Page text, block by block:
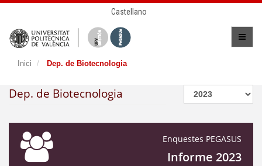
Castellano
Inici Dep. de Biotecnologia
Dep. de Biotecnologia
Enquestes PEGASUS
Informe 2023